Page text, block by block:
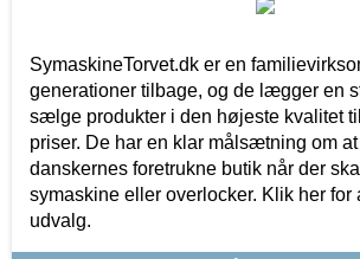
SymaskineTorvet.dk er en
generationer tilbage, og de lægger en
sælge produkter i den højeste kvalitet
priser. De har en klar målsætning om
danskernes foretrukne butik når der
symaskine eller overlocker. Klik her for
udvalg.